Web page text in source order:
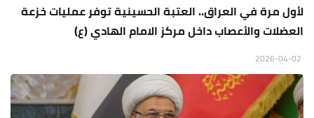
لأول مرة في العراق.. العتبة الحسينية توفر عمليات خزعة
العضلات والأعصاب داخل مركز الامام الهادي (ع)